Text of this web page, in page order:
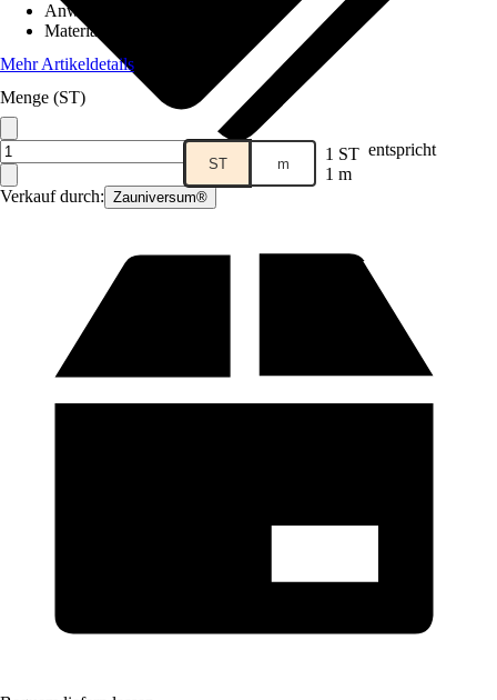
Verkauf durch: Zauniversum®
Anwendungsbereich
Material
Mehr Artikeldetails
Menge (ST)
ST m 1 ST entspricht
1 m